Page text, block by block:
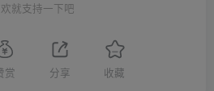
就支持一下吧
赏 分享 收藏